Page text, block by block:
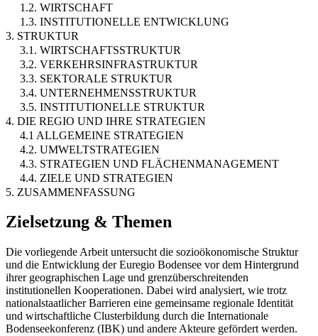
1.2. WIRTSCHAFT
1.3. INSTITUTIONELLE ENTWICKLUNG
3. STRUKTUR
3.1. WIRTSCHAFTSSTRUKTUR
3.2. VERKEHRSINFRASTRUKTUR
3.3. SEKTORALE STRUKTUR
3.4. UNTERNEHMENSSTRUKTUR
3.5. INSTITUTIONELLE STRUKTUR
4. DIE REGIO UND IHRE STRATEGIEN
4.1 ALLGEMEINE STRATEGIEN
4.2. UMWELTSTRATEGIEN
4.3. STRATEGIEN UND FLÄCHENMANAGEMENT
4.4. ZIELE UND STRATEGIEN
5. ZUSAMMENFASSUNG
Zielsetzung & Themen
Die vorliegende Arbeit untersucht die sozioökonomische Struktur
und die Entwicklung der Euregio Bodensee vor dem Hintergrund
ihrer geographischen Lage und grenzüberschreitenden
institutionellen Kooperationen. Dabei wird analysiert, wie trotz
nationalstaatlicher Barrieren eine gemeinsame regionale Identität
und wirtschaftliche Clusterbildung durch die Internationale
Bodenseekonferenz (IBK) und andere Akteure gefördert werden.